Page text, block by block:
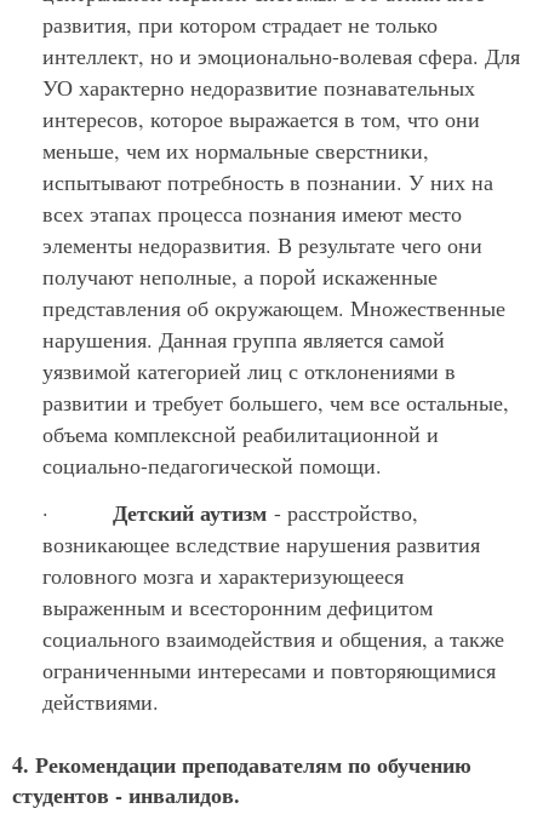
развития, при котором страдает не только
интеллект, но и эмоционально-волевая сфера. Для
УО характерно недоразвитие познавательных
интересов, которое выражается в том, что они
меньше, чем их нормальные сверстники,
испытывают потребность в познании. У них на
всех этапах процесса познания имеют место
элементы недоразвития. В результате чего они
получают неполные, а порой искаженные
представления об окружающем. Множественные
нарушения. Данная группа является самой
уязвимой категорией лиц с отклонениями в
развитии и требует большего, чем все остальные,
объема комплексной реабилитационной и
социально-педагогической помощи.
· Детский аутизм - расстройство,
возникающее вследствие нарушения развития
головного мозга и характеризующееся
выраженным и всесторонним дефицитом
социального взаимодействия и общения, а также
ограниченными интересами и повторяющимися
действиями.
4. Рекомендации преподавателям по обучению
студентов - инвалидов.